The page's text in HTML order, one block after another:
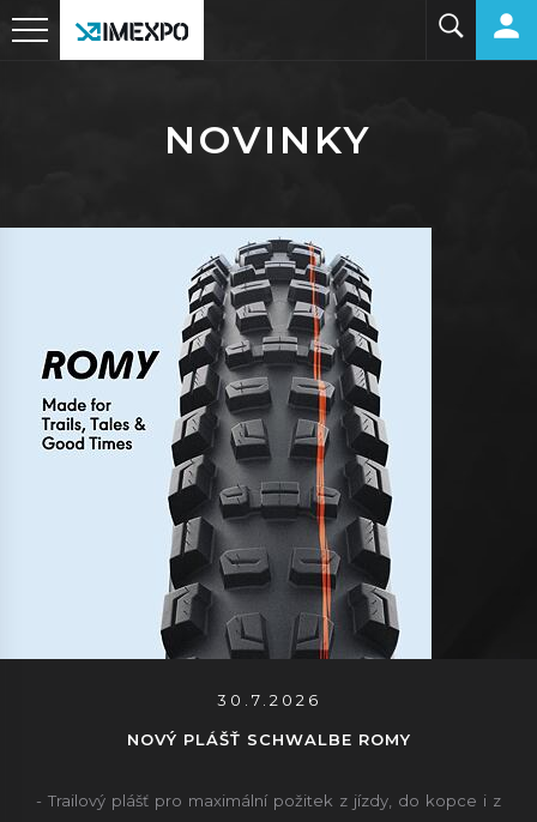
NOVINKY
30.7.2026
NOVÝ PLÁŠŤ SCHWALBE ROMY
- Trailový plášť pro maximální požitek z jízdy, do kopce i z